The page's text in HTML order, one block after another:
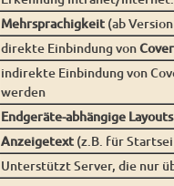
Mehrsprachigkeit (ab
direkte Einbindung vonCover
indirekte Einbindung von
werden
Endgeräte-abhängige Layouts
Anzeigetext (z.B. für
Unterstützt Server, die nur